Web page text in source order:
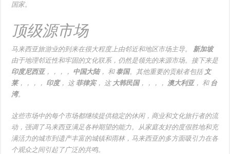
国家。
顶级源市场
马来西亚旅游业的到来在很大程度上由邻近和地区市场主导。新加坡
由于地理邻近性和牢固的文化联系，仍然是领先的来源市场。接下来是
印度尼西亚，，，， 中国大陆， 和 泰国。其他重要的贡献者包括 文
莱，，，， 印度， 这菲律宾， 这 大韩民国，，，， 澳大利亚， 和 台
湾。
这些市场中的每个市场都继续提供稳定的休闲，商业和文化旅行者的流
动，强调了马来西亚满足各种期望的能力。从家庭友好的度假胜地和充
满活力的城市到遗产丰富的城镇和雨林，马来西亚的多方面吸引力在各
个观众之间引起了广泛的共鸣。